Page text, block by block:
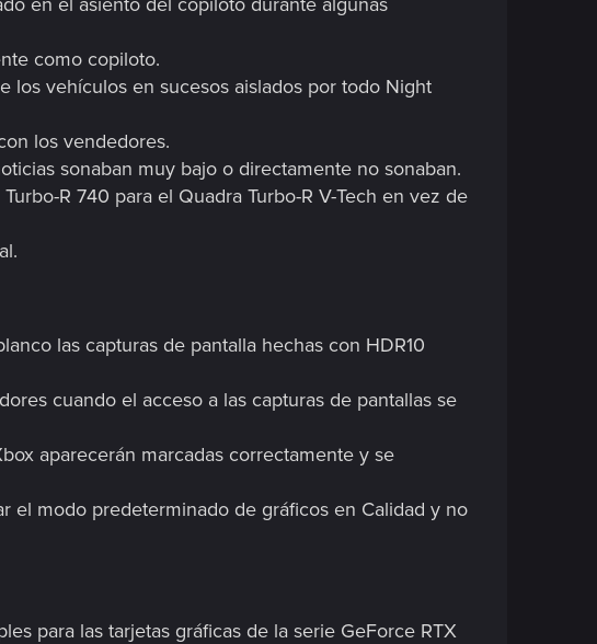
como copiloto.
los vehículos en sucesos aislados por todo Night
los vendedores.
sonaban muy bajo o directamente no sonaban.
R 740 para el Quadra Turbo-R V-Tech en vez de
las capturas de pantalla hechas con HDR10
cuando el acceso a las capturas de pantallas se
aparecerán marcadas correctamente y se
el modo predeterminado de gráficos en Calidad y no
para las tarjetas gráficas de la serie GeForce RTX